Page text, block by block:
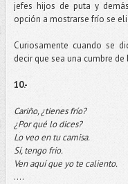
jefes hijos de puta y
opción a mostrarse frío se
Curiosamente cuando se
decir que sea una cumbre
10.-
Cariño, ¿tienes frío?
¿Por qué lo dices?
Lo veo en tu camisa.
Sí, tengo frio.
Ven aquí que yo te caliento.
….